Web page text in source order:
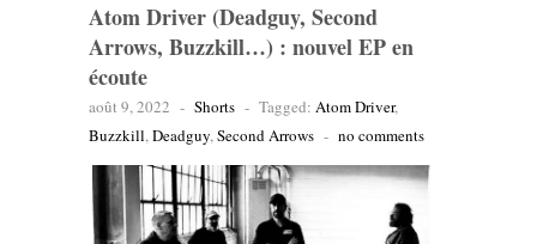
Atom Driver (Deadguy, Second
Arrows, Buzzkill…) : nouvel EP en
écoute
août 9, 2022 - Shorts - Tagged: Atom Driver,
Buzzkill,Deadguy,Second Arrows - no comments